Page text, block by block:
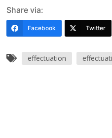
Share via:
Facebook Twitter
effectuation